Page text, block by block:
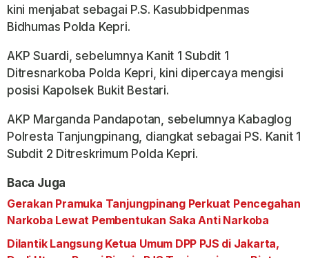
kini menjabat sebagai P.S. Kasubbidpenmas
Bidhumas Polda Kepri.
AKP Suardi, sebelumnya Kanit 1 Subdit 1
Ditresnarkoba Polda Kepri, kini dipercaya mengisi
posisi Kapolsek Bukit Bestari.
AKP Marganda Pandapotan, sebelumnya Kabaglog
Polresta Tanjungpinang, diangkat sebagai PS. Kanit 1
Subdit 2 Ditreskrimum Polda Kepri.
Baca Juga
Gerakan Pramuka Tanjungpinang Perkuat Pencegahan
Narkoba Lewat Pembentukan Saka Anti Narkoba
Dilantik Langsung Ketua Umum DPP PJS di Jakarta,